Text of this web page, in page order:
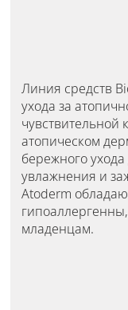
Линия средств
ухода за
чувствительной
атопическом
бережного
увлажнения и
Atoderm
младенцам.